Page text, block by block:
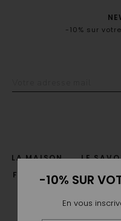
-10% sur
LA MAISON LE
FAQ
LIVRAISON &
-10% SUR
En vous